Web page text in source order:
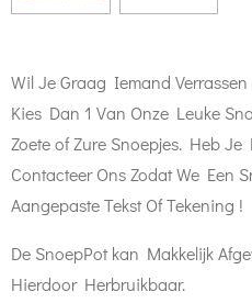
Wil Je Graag Iemand
Kies Dan 1 Van Onze Leuke
Zoete of Zure Snoepjes. Heb Je
Contacteer Ons Zodat We Een
Aangepaste Tekst Of Tekening !
De SnoepPot kan Makkelijk
Hierdoor Herbruikbaar.